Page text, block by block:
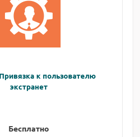
к пользователю
экстранет
Бесплатно